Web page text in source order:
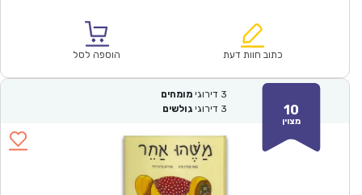
₪57.00.
הוא:
כתוב חוות דעת הוספה לסל
10
מצוין
3 דירוגי מומחים
3 דירוגי גולשים